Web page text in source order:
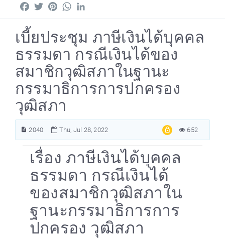
FacebookTwitterPinterestWhatsApp
เบี้ยประชุม ภาษีเงินได้บุคคล
ธรรมดา กรณีเงินได้ของ
สมาชิกวุฒิสภาในฐานะ
กรรมาธิการการปกครอง
วุฒิสภา
2040 Thu, Jul 28, 2022 652
เรื่อง ภาษีเงินได้บุคคล
ธรรมดา กรณีเงินได้
ของสมาชิกวุฒิสภาใน
ฐานะกรรมาธิการการ
ปกครอง วุฒิสภา